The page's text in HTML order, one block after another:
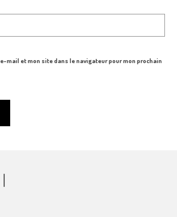
mail et mon site dans le navigateur pour mon prochain